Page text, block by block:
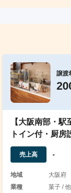
譲渡
【大阪南部・
トイン付・厨房
年未満の菓子店
売上高 -
地域
大阪府
業種
菓子 / 他